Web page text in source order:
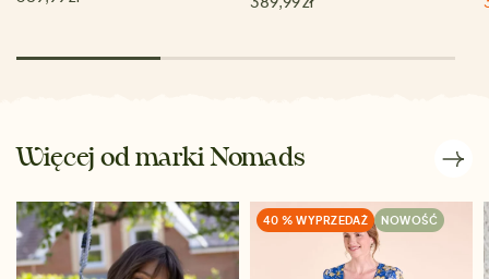
Więcej od marki Nomads
40 % WYPRZEDAŻ NOWOŚĆ